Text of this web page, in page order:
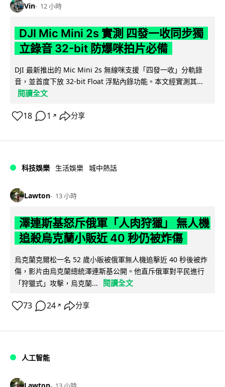
Vin 12 小時
DJI Mic Mini 2s 實測 四發一收同步獨
立錄音 32-bit 防爆咪拍片必備
DJI 最新推出的 Mic Mini 2s 無線咪支援「四發一收」分軌錄
音，並首度下放 32-bit Float 浮點內錄功能。本文經實測其...
閱讀全文
18 1 ↗ 分享
科技娛樂 生活娛樂 城中熱話
Lawton 13 小時
澤連斯基怒斥俄軍「人肉狩獵」 無人機
追殺烏克蘭小販近 40 秒仍被炸傷
烏克蘭克爾松一名 52 歲小販被俄軍無人機追擊近 40 秒後被炸
傷，影片由烏克蘭總統澤連斯基公開。他直斥俄軍對平民進行
「狩獵式」攻擊，烏克蘭...
閱讀全文
73 24 ↗ 分享
人工智能